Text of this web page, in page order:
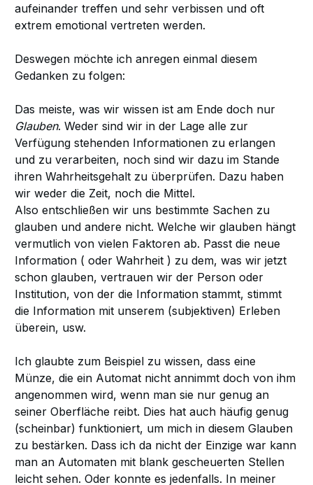
aufeinander treffen und sehr verbissen und oft
extrem emotional vertreten werden.
Deswegen möchte ich anregen einmal diesem
Gedanken zu folgen:
Das meiste, was wir wissen ist am Ende doch nur
Glauben. Weder sind wir in der Lage alle zur
Verfügung stehenden Informationen zu erlangen
und zu verarbeiten, noch sind wir dazu im Stande
ihren Wahrheitsgehalt zu überprüfen. Dazu haben
wir weder die Zeit, noch die Mittel.
Also entschließen wir uns bestimmte Sachen zu
glauben und andere nicht. Welche wir glauben hängt
vermutlich von vielen Faktoren ab. Passt die neue
Information ( oder Wahrheit ) zu dem, was wir jetzt
schon glauben, vertrauen wir der Person oder
Institution, von der die Information stammt, stimmt
die Information mit unserem (subjektiven) Erleben
überein, usw.
Ich glaubte zum Beispiel zu wissen, dass eine
Münze, die ein Automat nicht annimmt doch von ihm
angenommen wird, wenn man sie nur genug an
seiner Oberfläche reibt. Dies hat auch häufig genug
(scheinbar) funktioniert, um mich in diesem Glauben
zu bestärken. Dass ich da nicht der Einzige war kann
man an Automaten mit blank gescheuerten Stellen
leicht sehen. Oder konnte es jedenfalls. In meiner